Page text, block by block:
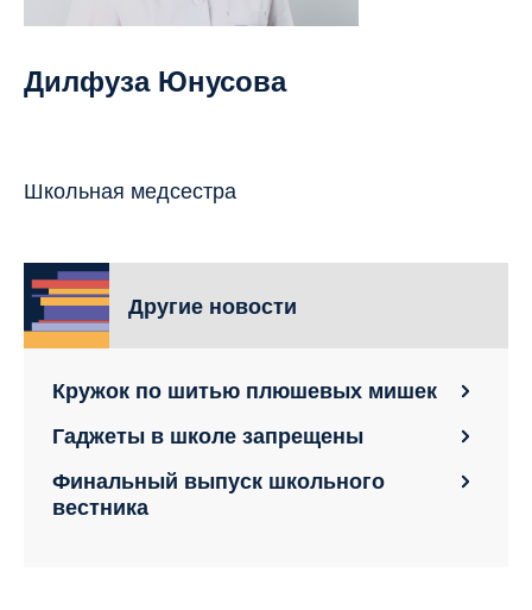
Дилфуза Юнусова
Школьная медсестра
Другие новости
Кружок по шитью плюшевых мишек
Гаджеты в школе запрещены
Финальный выпуск школьного
вестника